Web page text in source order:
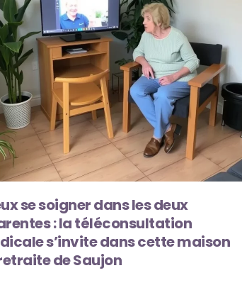
se soigner dans les deux
: la téléconsultation
s’invite dans cette maison
de Saujon